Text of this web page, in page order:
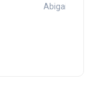
Abigail.G.30